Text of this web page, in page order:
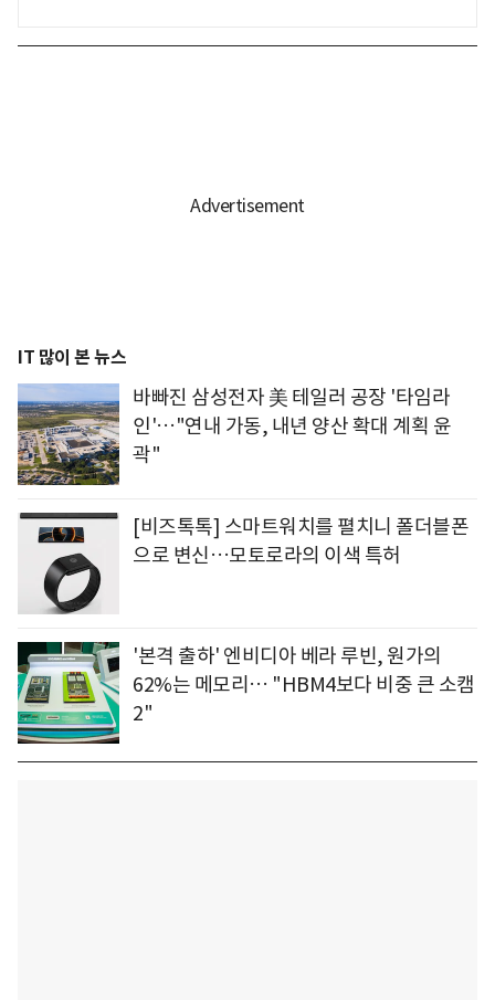
IT 많이 본 뉴스
바빠진 삼성전자 美 테일러 공장 '타임라
인'…"연내 가동, 내년 양산 확대 계획 윤
곽"
[비즈톡톡] 스마트워치를 펼치니 폴더블폰
으로 변신…모토로라의 이색 특허
'본격 출하' 엔비디아 베라 루빈, 원가의
62%는 메모리… "HBM4보다 비중 큰 소캠
2"